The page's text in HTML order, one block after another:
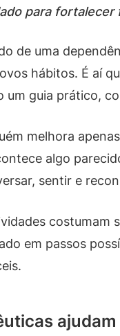
para
de uma
hábitos. É aí
um guia prático,
melhora
algo
sentir e
costumam
em passos